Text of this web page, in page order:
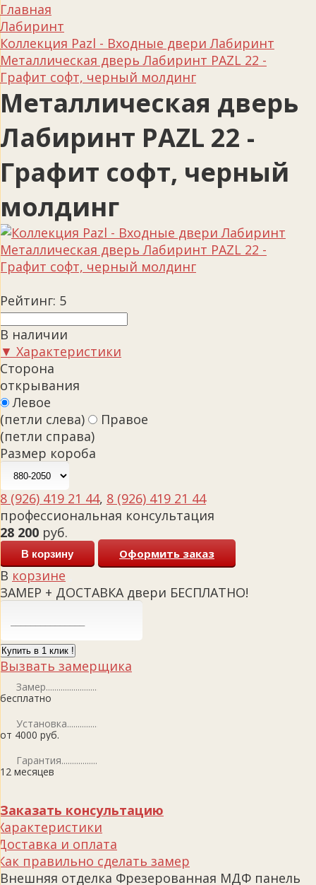
Главная
Лабиринт
Коллекция Pazl - Входные двери Лабиринт
Металлическая дверь Лабиринт PAZL 22 -
Графит софт, черный молдинг
Металлическая дверь
Лабиринт PAZL 22 -
Графит софт, черный
молдинг
Рейтинг: 5
В наличии
▼ Характеристики
Сторона
открывания
Левое
(петли слева)
Правое
(петли справа)
Размер короба
8 (926) 419 21 44, 8 (926) 419 21 44
профессиональная консультация
28 200 руб.
В корзину Оформить заказ
В корзине
ЗАМЕР + ДОСТАВКА двери БЕСПЛАТНО!
Купить в 1 клик !
Вызвать замерщика
Замер
бесплатно
Установка
от 4000 руб.
Гарантия
12 месяцев
Заказать консультацию
и оплата
правильно сделать замер
Внешняя отделка Фрезерованная МДФ панель